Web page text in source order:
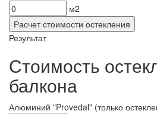
м2
Результат
Стоимость
балкона
Алюминий "Provedal" (только